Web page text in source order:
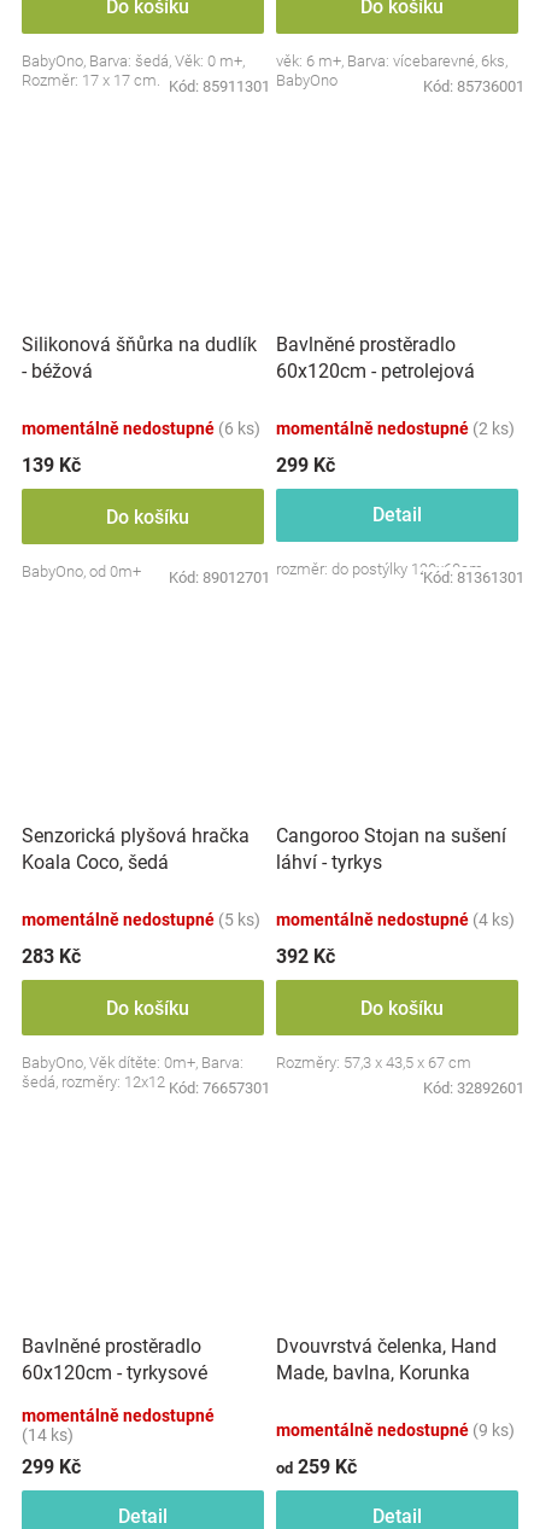
Do košíku
BabyOno, Barva: šedá, Věk: 0 m+,
Rozměr: 17 x 17 cm.
Kód: 85911301
Do košíku
věk: 6 m+, Barva: vícebarevné, 6ks,
BabyOno
Kód: 85736001
Silikonová šňůrka na dudlík
- béžová
momentálně nedostupné (6 ks)
139 Kč
Do košíku
BabyOno, od 0m+ Kód: 89012701
Bavlněné prostěradlo
60x120cm - petrolejová
momentálně nedostupné (2 ks)
299 Kč
Detail
rozměr: do postýlky 120x60cm
Kód: 81361301
Senzorická plyšová hračka
Koala Coco, šedá
momentálně nedostupné (5 ks)
283 Kč
Do košíku
BabyOno, Věk dítěte: 0m+, Barva:
šedá, rozměry: 12x12 cm.
Kód: 76657301
Cangoroo Stojan na sušení
láhví - tyrkys
momentálně nedostupné (4 ks)
392 Kč
Do košíku
Rozměry: 57,3 x 43,5 x 67 cm
Kód: 32892601
Bavlněné prostěradlo
60x120cm - tyrkysové
momentálně nedostupné
(14 ks)
299 Kč
Detail
Dvouvrstvá čelenka, Hand
Made, bavlna, Korunka
momentálně nedostupné (9 ks)
od 259 Kč
Detail